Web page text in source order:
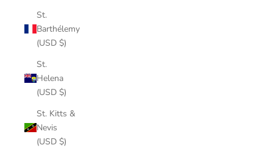
St.
Barthélemy
(USD $)
St.
Helena
(USD $)
St. Kitts &
Nevis
(USD $)